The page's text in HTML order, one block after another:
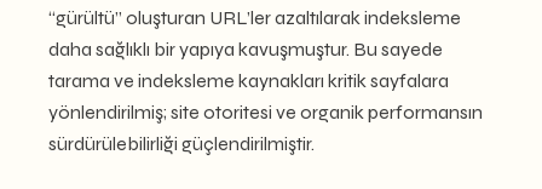
“gürültü” oluşturan URL’ler azaltılarak indeksleme
daha sağlıklı bir yapıya kavuşmuştur. Bu sayede
tarama ve indeksleme kaynakları kritik sayfalara
yönlendirilmiş; site otoritesi ve organik performansın
sürdürülebilirliği güçlendirilmiştir.